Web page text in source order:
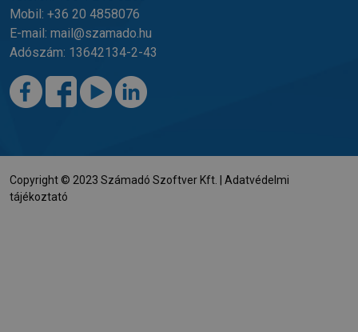
Mobil: +36 20 4858076
E-mail: mail@szamado.hu
Adószám: 13642134-2-43
Copyright © 2023 Számadó Szoftver Kft. | Adatvédelmi
tájékoztató